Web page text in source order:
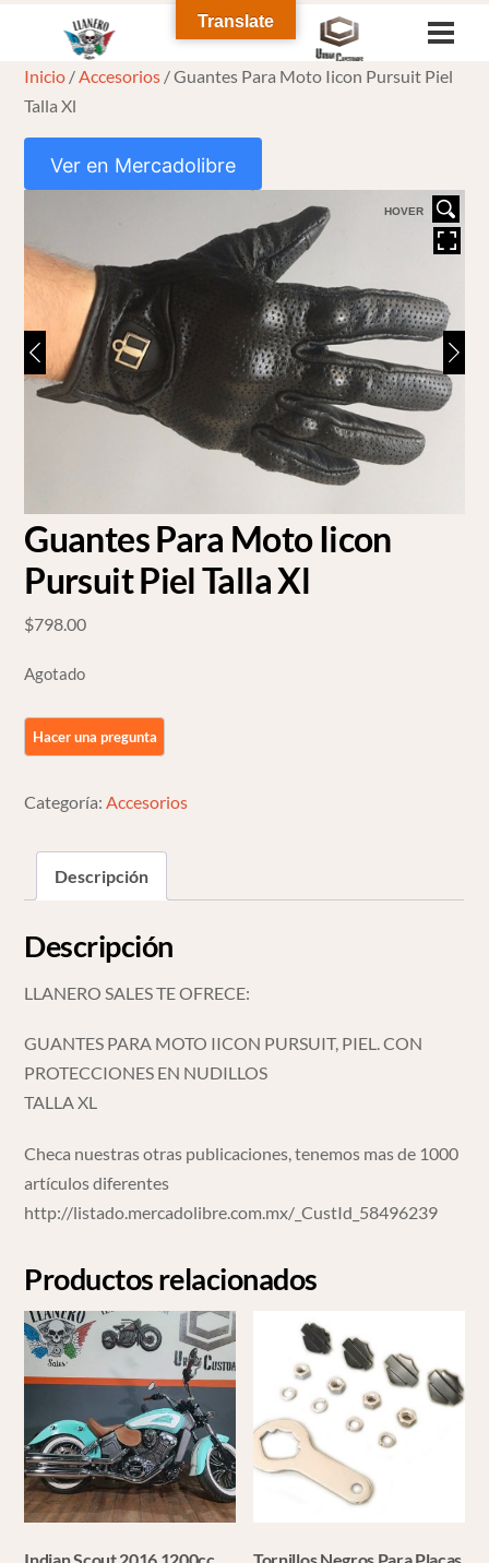
content
Inicio /Accesorios / Guantes Para Moto Iicon Pursuit Piel
Talla Xl
Ver en Mercadolibre
HOVER
Guantes Para Moto Iicon
Pursuit Piel Talla Xl
$798.00
Agotado
Categoría: Accesorios
Descripción
Descripción
LLANERO SALES TE OFRECE:
GUANTES PARA MOTO IICON PURSUIT, PIEL. CON
PROTECCIONES EN NUDILLOS
TALLA XL
Checa nuestras otras publicaciones, tenemos mas de 1000
artículos diferentes
http://listado.mercadolibre.com.mx/_CustId_58496239
Productos relacionados
Translate